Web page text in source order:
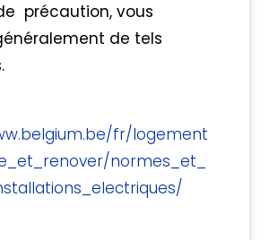
précaution, vous
de tels
fr/logement
normes_et_